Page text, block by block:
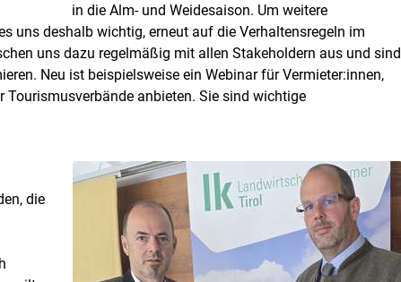
in die Alm- und Weidesaison. Um weitere
uns deshalb wichtig, erneut auf die Verhaltensregeln im
uns dazu regelmäßig mit allen Stakeholdern aus und sind
Neu ist beispielsweise ein Webinar für Vermieter:innen,
anbieten. Sie sind wichtige
die